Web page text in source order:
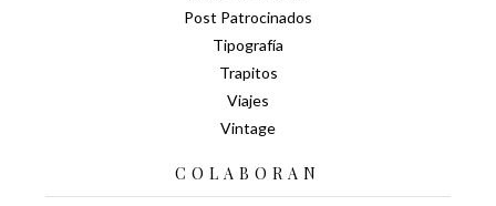
Post Patrocinados
Tipografía
Trapitos
Viajes
Vintage
COLABORAN